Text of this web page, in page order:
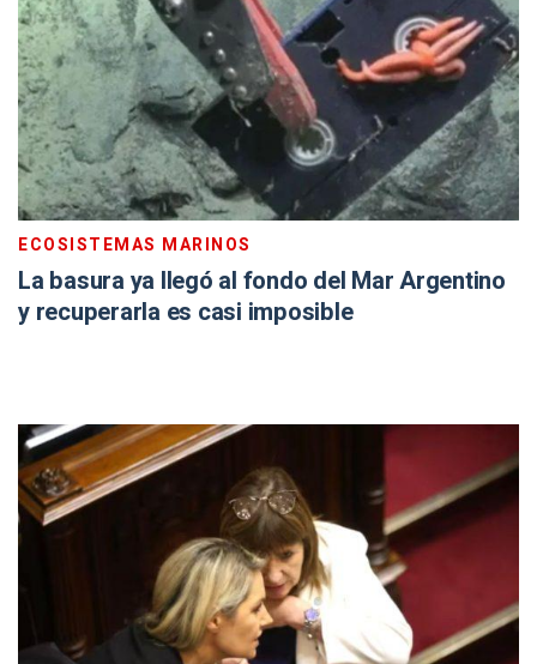
ECOSISTEMAS MARINOS
La basura ya llegó al fondo del Mar Argentino
y recuperarla es casi imposible